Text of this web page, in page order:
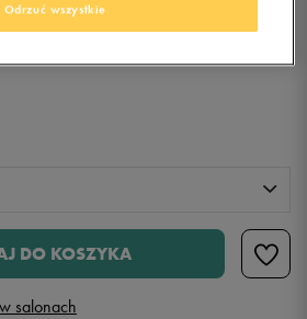
DO KOSZYKA
salonach
Odrzuć wszystkie